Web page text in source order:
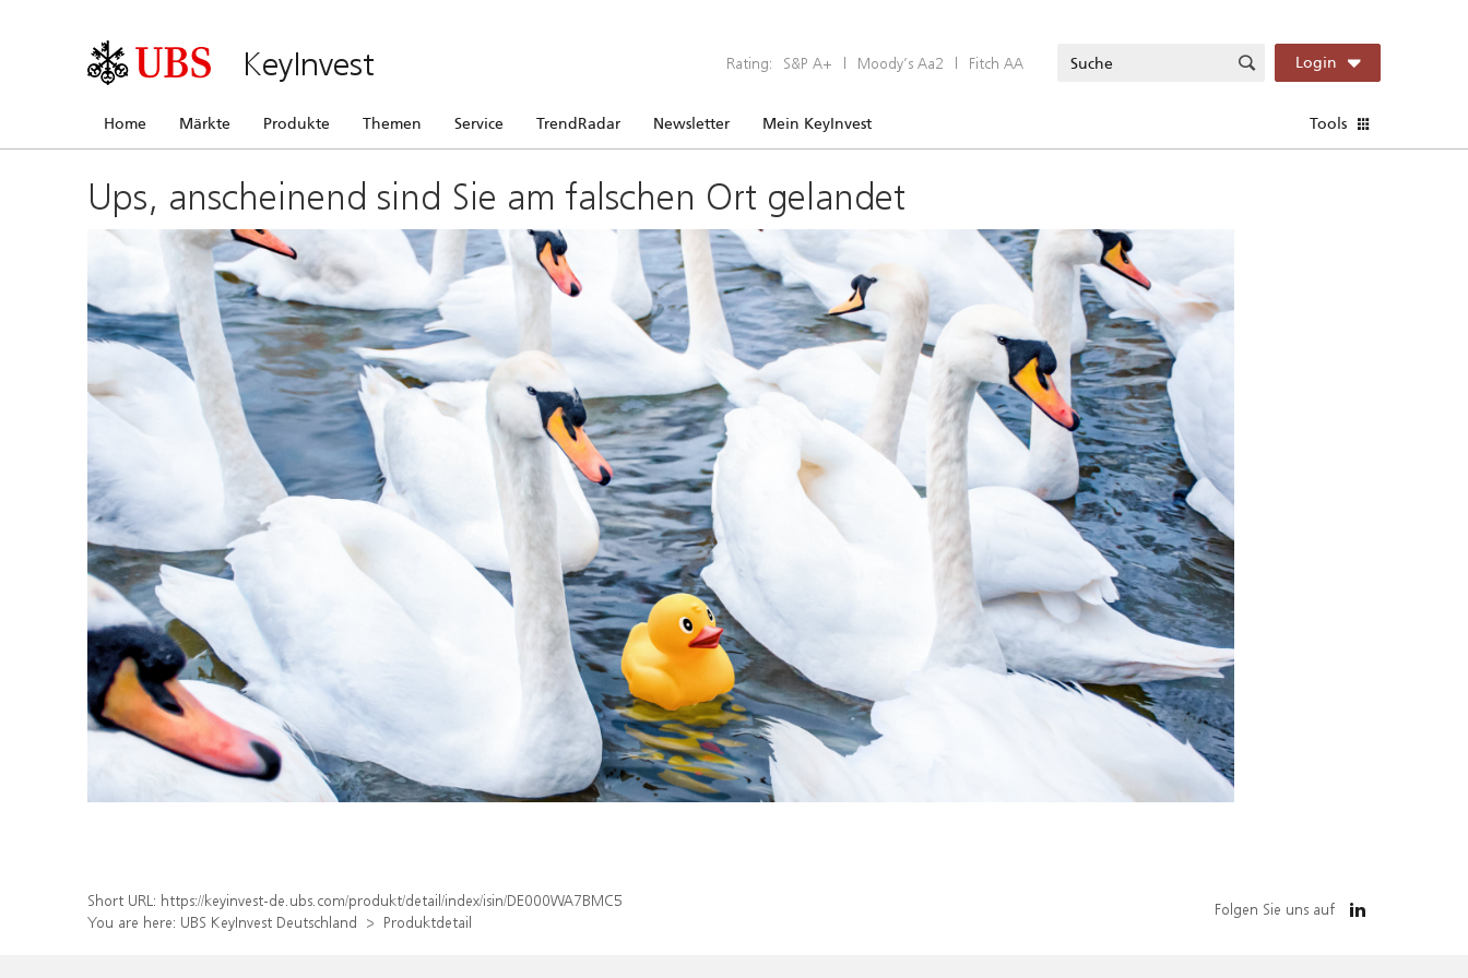
KeyInvest Rating: S&P A+ | Moody’s Aa2 | Fitch AA Login
Home Märkte Produkte Themen Service TrendRadar Newsletter Mein KeyInvest Tools
Ups, anscheinend sind Sie am falschen Ort gelandet
Short URL: https://keyinvest-de.ubs.com/produkt/detail/index/isin/DE000WA7BMC5
You are here: UBS KeyInvest Deutschland Produktdetail
Folgen Sie uns auf